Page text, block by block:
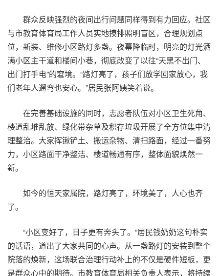
群众反映强烈的夜间出行问题同样得到有力回应。社区
与市教育体育局工作人员实地摸排照明盲区，合理规划点
位，新装、维修小区路灯多盏。夜幕降临时，明亮的灯光洒
满小区主干道和楼间小巷，彻底改变了以往“天黑不出门、
出门打手电”的窘境。“路灯亮了，孩子们放学回家放心，我
们老年人遛弯也安心。”居民张阿姨笑着说。
在完善基础设施的同时，志愿者队伍对小区卫生死角、
楼道乱堆乱放、绿化带杂草及积存垃圾开展了全方位集中清
理整治。大家挥锹铲土、搬运杂物、清扫路面，经过一番努
力，小区路面干净整洁、楼道畅通有序，整体面貌焕然一
新。
如今的恒天家属院，路灯亮了，环境美了，人心也齐
了。
“小区变好了，日子更有奔头了。”居民钱奶奶这句朴实
的话语，道出了大家共同的心声。从一盏路灯的安装到整个
院落的焕新，这场联合治理行动补上的不仅是硬件短板，更
是群众心中的期待。市教育体育局相关负责人表示，将持续